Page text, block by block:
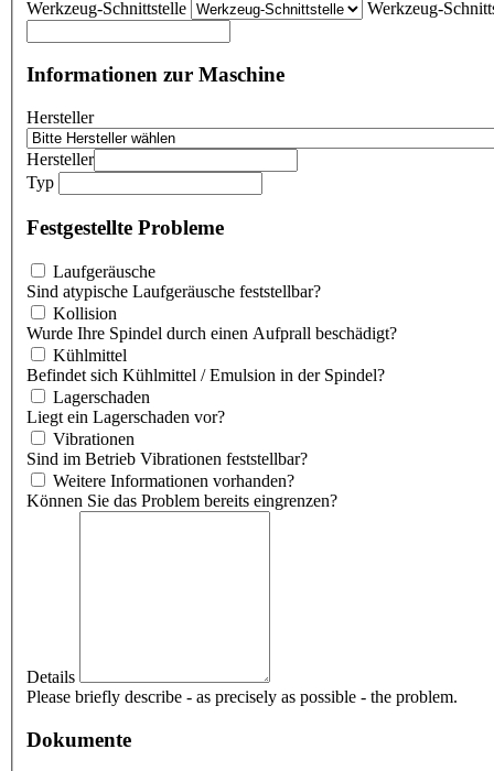
Werkzeug-Schnittstelle Werkzeug-
Informationen zur Maschine
Hersteller
Hersteller
Typ
Festgestellte Probleme
Laufgeräusche
Sind atypische Laufgeräusche feststellbar?
Kollision
Wurde Ihre Spindel durch einen Aufprall beschädigt?
Kühlmittel
Befindet sich Kühlmittel / Emulsion in der Spindel?
Lagerschaden
Liegt ein Lagerschaden vor?
Vibrationen
Sind im Betrieb Vibrationen feststellbar?
Weitere Informationen vorhanden?
Können Sie das Problem bereits eingrenzen?
Details
Please briefly describe - as precisely as possible - the problem.
Dokumente